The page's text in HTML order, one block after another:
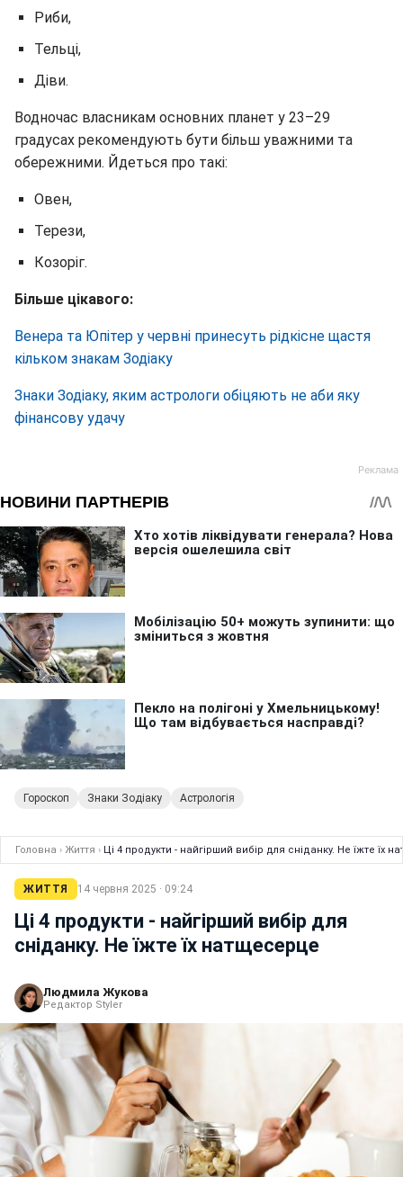
Риби,
Тельці,
Діви.
Водночас власникам основних планет у 23–29
градусах рекомендують бути більш уважними та
обережними. Йдеться про такі:
Овен,
Терези,
Козоріг.
Більше цікавого:
Венера та Юпітер у червні принесуть рідкісне щастя
кільком знакам Зодіаку
Знаки Зодіаку, яким астрологи обіцяють не аби яку
фінансову удачу
Гороскоп Знаки Зодіаку Астрологія
Головна › Життя › Ці 4 продукти - найгірший вибір для сніданку. Не їжте їх
ЖИТТЯ 14 червня 2025 · 09:24
Ці 4 продукти - найгірший вибір для
сніданку. Не їжте їх натщесерце
Людмила Жукова
Редактор Styler